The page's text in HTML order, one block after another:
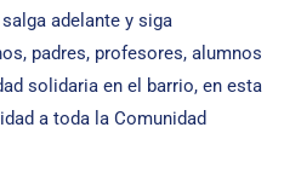
adelante y siga
padres, profesores, alumnos
solidaria en el barrio, en esta
a toda la Comunidad